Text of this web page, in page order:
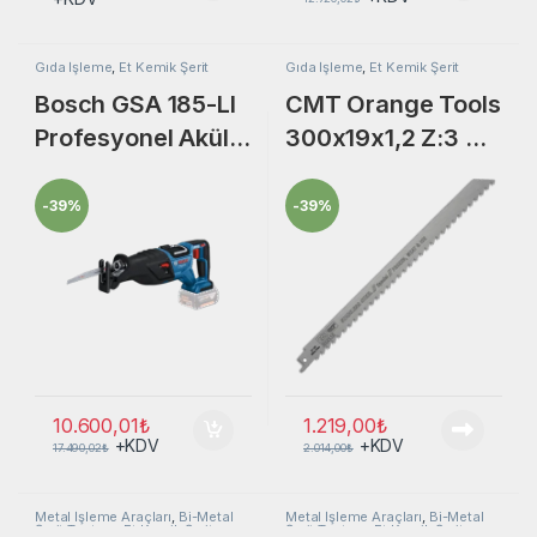
Gıda İşleme, Et Kemik Şerit
Testere Testere Matkap Freze
Bosch GSA 185-LI
Profesyonel Akülü
Tilki Kuyruğu
Testere
-39%
10.600,01₺
17.490,02₺ +KDV
Gıda İşleme, Et Kemik Şerit
Testere
CMT Orange Tools
300x19x1,2 Z:3 TPI
Tilki Kuyruğu
Testere Bıçağı
-39%
1.219,00₺
2.014,00₺ +KDV
Metal İşleme Araçları, Bi-Metal
Şerit Testere Et Kemik Şerit
Metal İşleme Araçları, Bi-Metal
Şerit Testere Et Kemik Şerit